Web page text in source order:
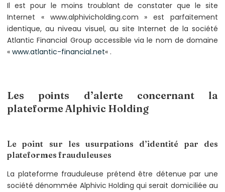
Il est pour le moins troublant de constater que le site
Internet « www.alphivicholding.com » est parfaitement
identique, au niveau visuel, au site Internet de la société
Atlantic Financial Group accessible via le nom de domaine
« www.atlantic-financial.net« .
Les points d’alerte concernant la
plateforme Alphivic Holding
Le point sur les usurpations d’identité par des
plateformes frauduleuses
La plateforme frauduleuse prétend être détenue par une
société dénommée Alphivic Holding qui serait domiciliée au